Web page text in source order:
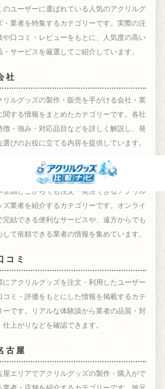
のユーザーに選ばれている人気のアクリルグ
・業者を特集するカテゴリーです。実際の注
や口コミ・レビューをもとに、人気度の高い
・サービスを厳選してご紹介しています。
社
リルグッズの製作・販売を手がける会社・業
関する情報をまとめたカテゴリーです。各社
徴・強み・対応品目などを詳しく解説し、発
選びのお役に立てる内容を提供しています。
全国どこからでも注文・発注できるアクリル
ズ業者を紹介するカテゴリーです。オンライ
完結できる便利なサービスや、遠方からでも
して依頼できる業者の情報を集めています。
コミ
にアクリルグッズを注文・利用したユーザー
コミ・評価をもとにした情報を掲載するカテ
ーです。リアルな体験談から業者の品質・対
仕上がりなどを確認できます。
古屋
屋エリアでアクリルグッズの製作・購入がで